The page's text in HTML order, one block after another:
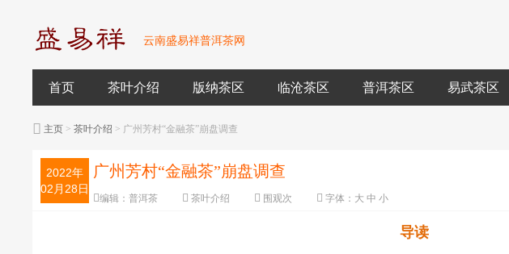
云南盛易祥普洱茶网
首页 茶叶介绍 版纳茶区 临沧茶区 普洱茶区 易武茶区
主页 >茶叶介绍 > 广州芳村“金融茶”崩盘调查
2022年
02月28日
广州芳村“金融茶”崩盘调查
编辑：普洱茶 茶叶介绍 围观次 字体： 大 中 小
导读